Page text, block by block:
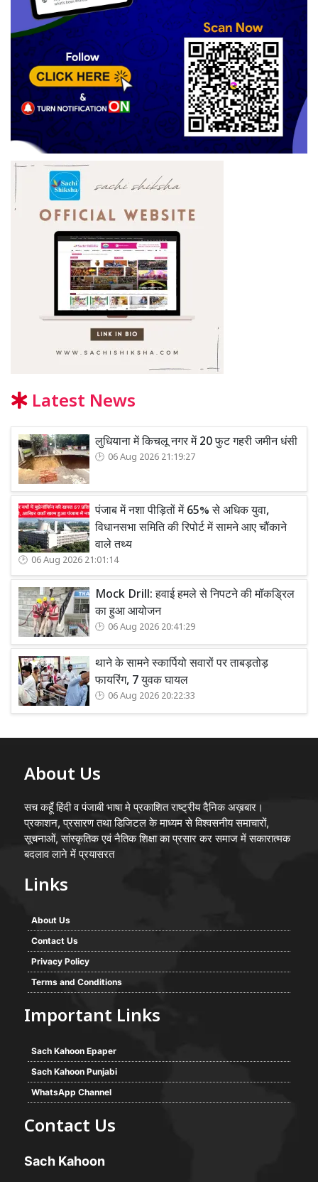
Latest News
लुधियाना में किचलू नगर में 20 फुट गहरी जमीन धंसी
06 Aug 2026 21:19:27
पंजाब में नशा पीड़ितों में 65% से अधिक युवा,
विधानसभा समिति की रिपोर्ट में सामने आए चौंकाने
वाले तथ्य
06 Aug 2026 21:01:14
Mock Drill: हवाई हमले से निपटने की मॉकड्रिल
का हुआ आयोजन
06 Aug 2026 20:41:29
थाने के सामने स्कार्पियो सवारों पर ताबड़तोड़
फायरिंग, 7 युवक घायल
06 Aug 2026 20:22:33
About Us
सच कहूँ हिंदी व पंजाबी भाषा मे प्रकाशित राष्ट्रीय दैनिक अख़बार।
प्रकाशन, प्रसारण तथा डिजिटल के माध्यम से विश्वसनीय समाचारों,
सूचनाओं, सांस्कृतिक एवं नैतिक शिक्षा का प्रसार कर समाज में सकारात्मक
बदलाव लाने में प्रयासरत
Links
About Us
Contact Us
Privacy Policy
Terms and Conditions
Important Links
Sach Kahoon Epaper
Sach Kahoon Punjabi
WhatsApp Channel
Contact Us
Sach Kahoon